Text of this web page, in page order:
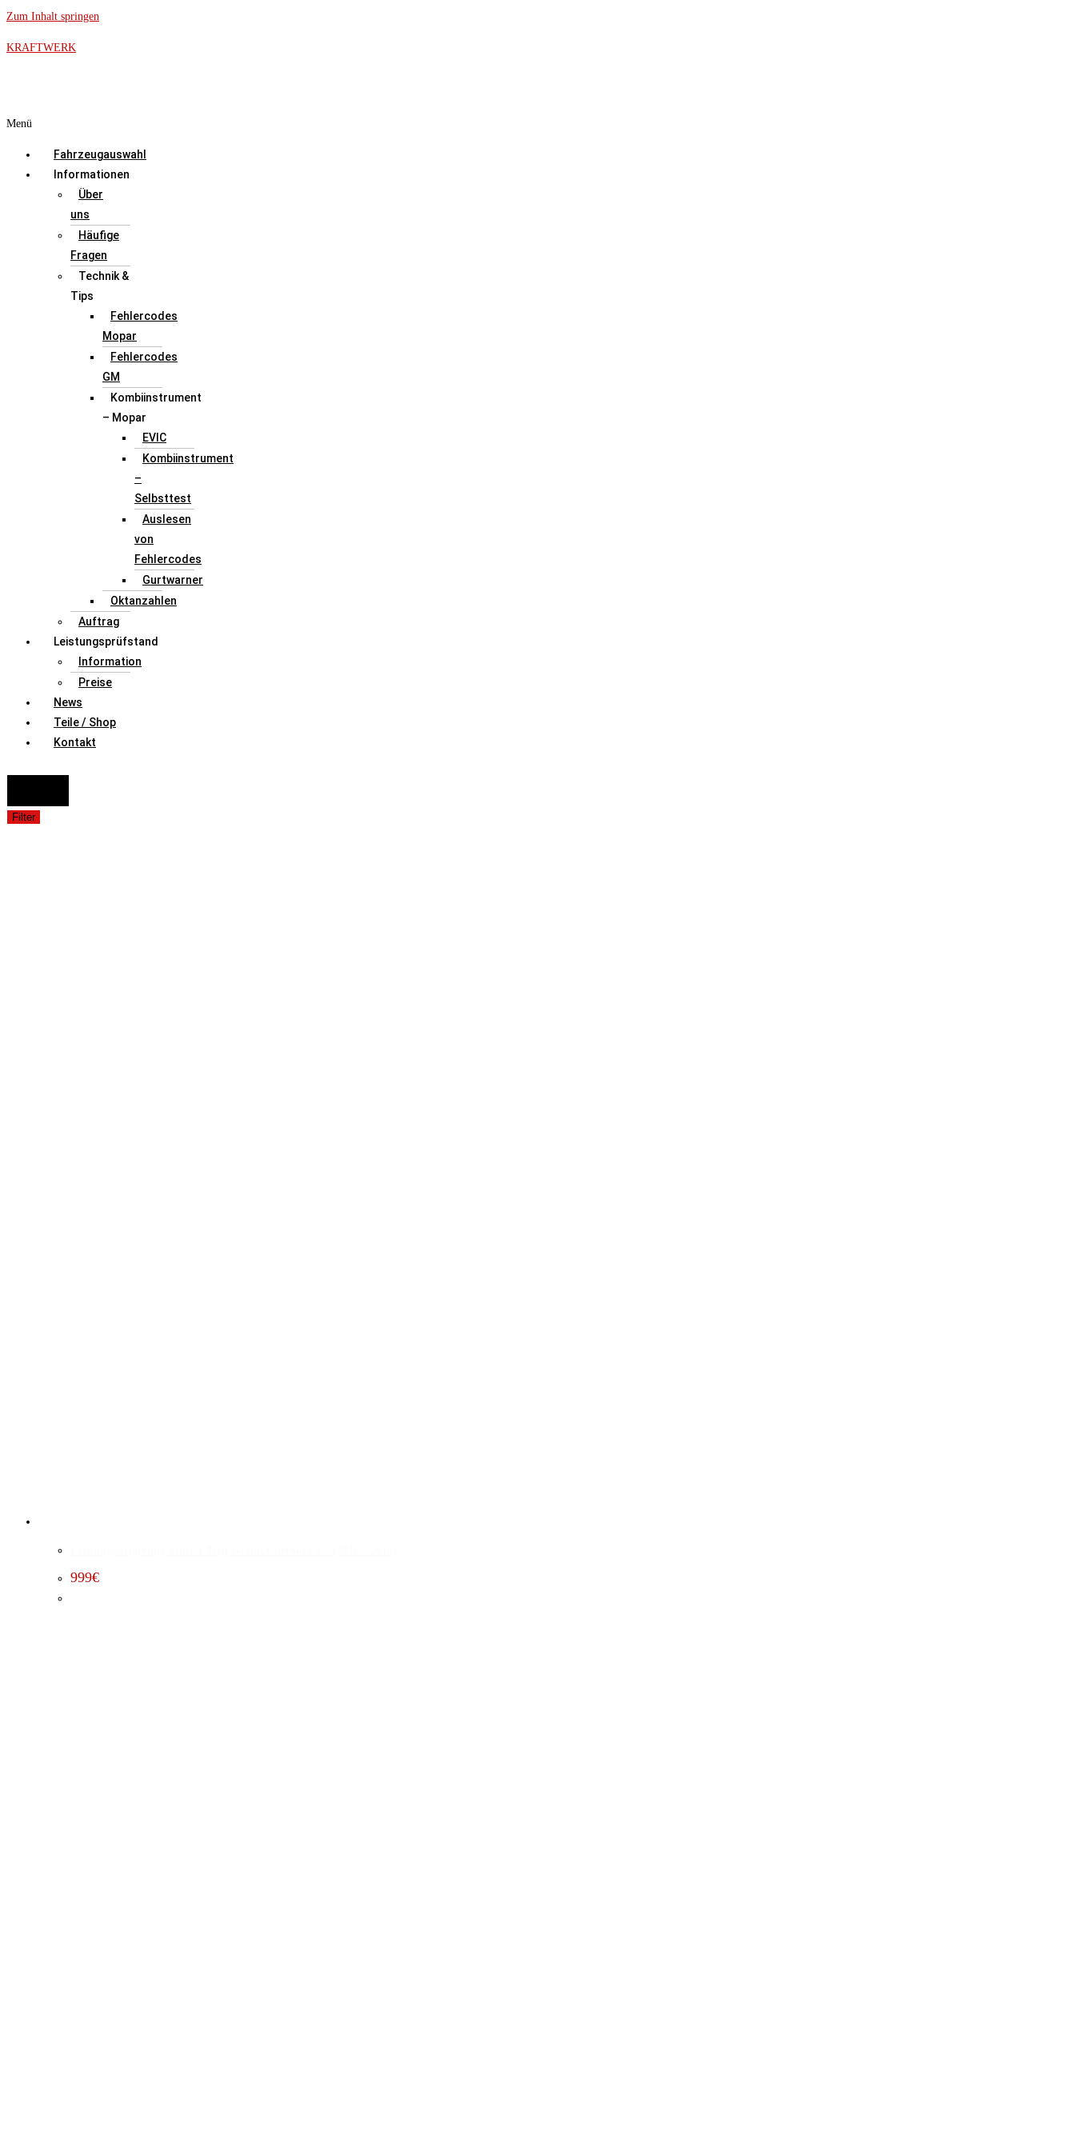
Zum Inhalt springen
KRAFTWERK
Menü
Fahrzeugauswahl
Informationen
Über
uns
Häufige
Fragen
Technik &
Tips
Fehlercodes
Mopar
Fehlercodes
GM
Kombiinstrument
– Mopar
EVIC
Kombiinstrument
–
Selbsttest
Auslesen
von
Fehlercodes
Gurtwarner
Oktanzahlen
Auftrag
Leistungsprüfstand
Information
Preise
News
Teile / Shop
Kontakt
Filter
999€